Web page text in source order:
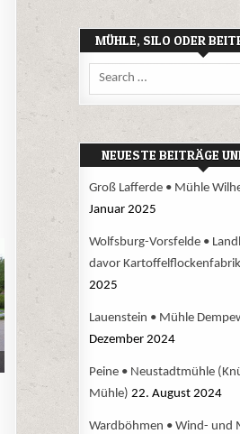
MÜHLE, SILO ODER
Search
for:
NEUESTE BEITRÄGE
Groß Lafferde • Mühle
Januar 2025
Wolfsburg-Vorsfelde •
davor Kartoffelflockenfabrik
2025
Lauenstein • Mühle
Dezember 2024
Peine • Neustadtmühle
Mühle) 22. August 2024
Wardböhmen • Wind- und